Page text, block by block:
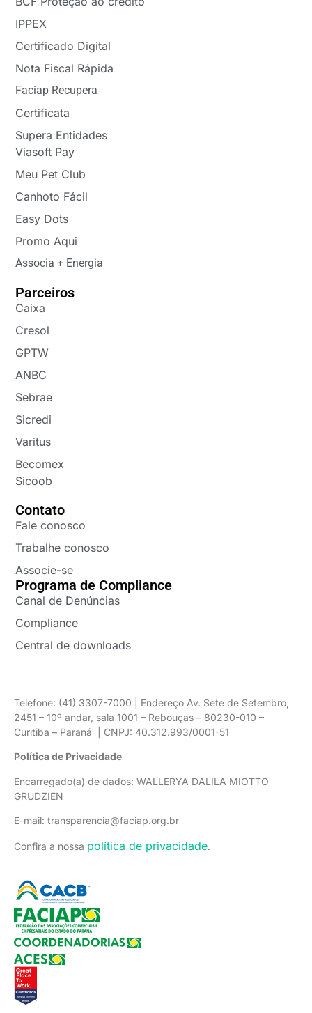
IPPEX
Certificado Digital
Nota Fiscal Rápida
Faciap Recupera
Certificata
Supera Entidades
Viasoft Pay
Meu Pet Club
Canhoto Fácil
Easy Dots
Promo Aqui
Associa + Energia
Parceiros
Caixa
Cresol
GPTW
ANBC
Sebrae
Sicredi
Varitus
Becomex
Sicoob
Contato
Fale conosco
Trabalhe conosco
Associe-se
Programa de Compliance
Canal de Denúncias
Compliance
Central de downloads
Telefone: (41) 3307-7000 | Endereço Av. Sete de Setembro,
2451 – 10º andar, sala 1001 – Rebouças – 80230-010 –
Curitiba – Paraná | CNPJ: 40.312.993/0001-51
Política de Privacidade
Encarregado(a) de dados: WALLERYA DALILA MIOTTO
GRUDZIEN
E-mail: transparencia@faciap.org.br
Confira a nossa política de privacidade.